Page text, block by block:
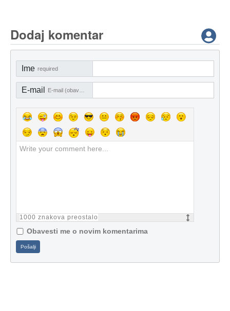
Dodaj komentar
Ime required
E-mail
1000 znakova preostalo
Obavesti me o novim komentarima
Pošalji